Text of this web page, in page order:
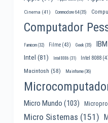
Cinema (41) Commodore 64(35)
Computador
Famicom(32) Filme(43) Geek(35) IBM
Intel (81) Intel 8086 (31) Intel 8088
Macintosh (58) Mainframe(36)
Micro Mundo (103)
Micro Sistemas (151)